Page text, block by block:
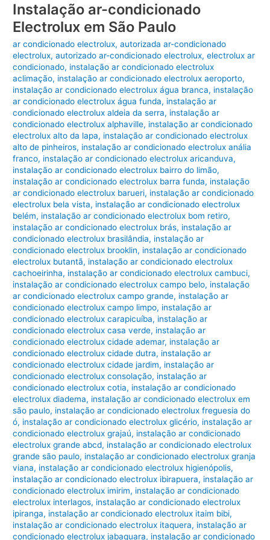
Instalação ar-condicionado
Electrolux em São Paulo
ar condicionado electrolux,autorizada ar-condicionado
electrolux,autorizado ar-condicionado electrolux,electrolux ar
condicionado, instalação ar condicionado electrolux
aclimação, instalação ar condicionado electrolux aeroporto,
instalação ar condicionado electrolux água branca, instalação
ar condicionado electrolux água funda, instalação ar
condicionado electrolux aldeia da serra, instalação ar
condicionado electrolux alphaville, instalação ar condicionado
electrolux alto da lapa, instalação ar condicionado electrolux
alto de pinheiros, instalação ar condicionado electrolux anália
franco, instalação ar condicionado electrolux aricanduva,
instalação ar condicionado electrolux bairro do limão,
instalação ar condicionado electrolux barra funda, instalação
ar condicionado electrolux barueri, instalação ar condicionado
electrolux bela vista, instalação ar condicionado electrolux
belém, instalação ar condicionado electrolux bom retiro,
instalação ar condicionado electrolux brás, instalação ar
condicionado electrolux brasilândia, instalação ar
condicionado electrolux brooklin, instalação ar condicionado
electrolux butantã, instalação ar condicionado electrolux
cachoeirinha, instalação ar condicionado electrolux cambuci,
instalação ar condicionado electrolux campo belo, instalação
ar condicionado electrolux campo grande, instalação ar
condicionado electrolux campo limpo, instalação ar
condicionado electrolux carapicuíba, instalação ar
condicionado electrolux casa verde, instalação ar
condicionado electrolux cidade ademar, instalação ar
condicionado electrolux cidade dutra, instalação ar
condicionado electrolux cidade jardim, instalação ar
condicionado electrolux consolação, instalação ar
condicionado electrolux cotia, instalação ar condicionado
electrolux diadema, instalação ar condicionado electrolux em
são paulo, instalação ar condicionado electrolux freguesia do
ó, instalação ar condicionado electrolux glicério, instalação ar
condicionado electrolux grajaú, instalação ar condicionado
electrolux grande abcd, instalação ar condicionado electrolux
grande são paulo, instalação ar condicionado electrolux granja
viana, instalação ar condicionado electrolux higienópolis,
instalação ar condicionado electrolux ibirapuera, instalação ar
condicionado electrolux imirim, instalação ar condicionado
electrolux interlagos, instalação ar condicionado electrolux
ipiranga, instalação ar condicionado electrolux itaim bibi,
instalação ar condicionado electrolux itaquera, instalação ar
condicionado electrolux jabaquara, instalação ar condicionado